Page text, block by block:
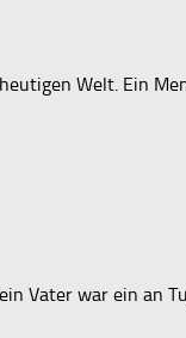
Welt. Ein
Vater war ein an